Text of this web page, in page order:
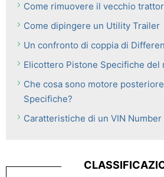
Come rimuovere il vecchio
Come dipingere un Utility Trailer
Un confronto di coppia di
Elicottero Pistone Specifiche del
Che cosa sono motore
Specifiche?
Caratteristiche di un VIN Number